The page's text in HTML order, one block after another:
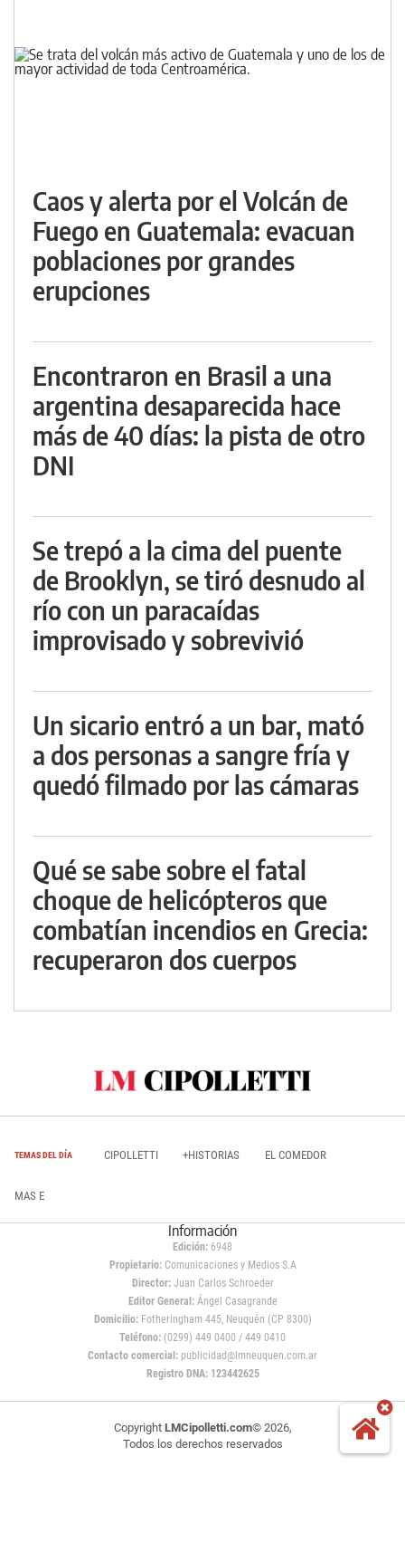
Caos y alerta por el Volcán de
Fuego en Guatemala: evacuan
poblaciones por grandes
erupciones
Encontraron en Brasil a una
argentina desaparecida hace
más de 40 días: la pista de otro
DNI
Se trepó a la cima del puente
de Brooklyn, se tiró desnudo al
río con un paracaídas
improvisado y sobrevivió
Un sicario entró a un bar, mató
a dos personas a sangre fría y
quedó filmado por las cámaras
Qué se sabe sobre el fatal
choque de helicópteros que
combatían incendios en Grecia:
recuperaron dos cuerpos
TEMAS DEL DÍA CIPOLLETTI +HISTORIAS EL COMEDOR
MAS E
Información
Edición: 6948
Propietario:Comunicaciones y Medios S.A
Director: Juan Carlos Schroeder
Editor General:Ángel Casagrande
Domicilio:Fotheringham 445, Neuquén (CP 8300)
Teléfono: (0299) 449 0400 / 449 0410
Contacto comercial: publicidad@lmneuquen.com.ar
Registro DNA: 123442625
Copyright LMCipolletti.com© 2026,
Todos los derechos reservados